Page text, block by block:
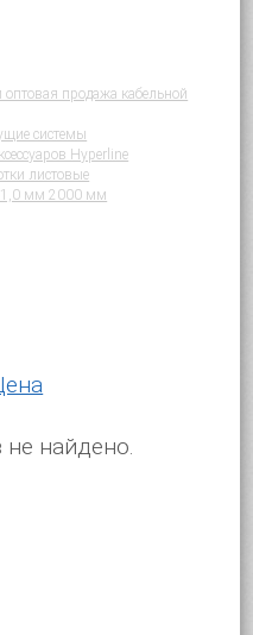
продажа кабельной
системы
Hyperline
листовые
1,0 мм 2000 мм
не найдено.